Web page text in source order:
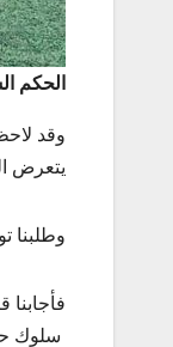
الحكم
وقد
يتعرض
وطلبنا
سلوك